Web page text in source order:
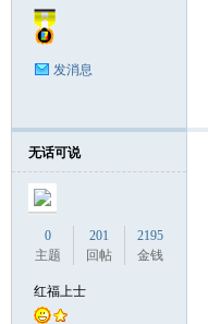
发消息
无话可说
0
主题
201
回帖
2195
金钱
红福上士